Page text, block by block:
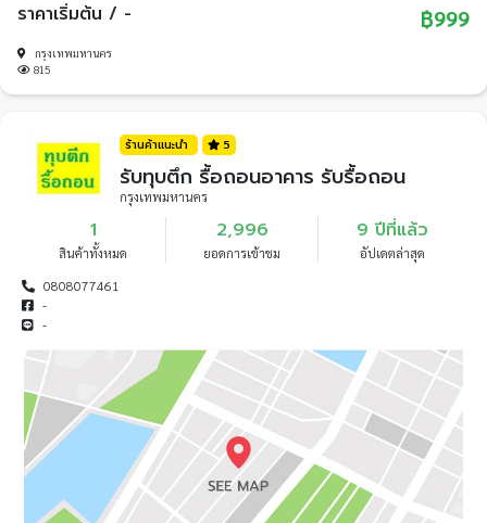
ราคาเริ่มต้น / - ฿999
กรุงเทพมหานคร
815
ร้านค้าแนะนำ 5
รับทุบตึก รื้อถอนอาคาร รับรื้อถอน
กรุงเทพมหานคร
1
สินค้าทั้งหมด
2,996
ยอดการเข้าชม
9 ปีที่แล้ว
อัปเดตล่าสุด
0808077461
-
-